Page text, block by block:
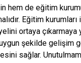
hem de eğitim
Eğitim
ortaya çıkarmaya
şekilde gelişim
sağlar.